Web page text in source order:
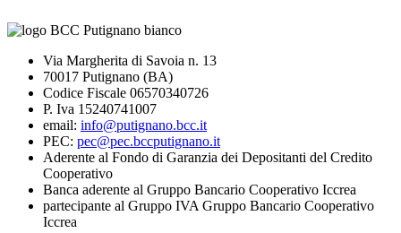
Via Margherita di Savoia n. 13
70017 Putignano (BA)
Codice Fiscale 06570340726
P. Iva 15240741007
email: info@putignano.bcc.it
PEC: pec@pec.bccputignano.it
Aderente al Fondo di Garanzia dei Depositanti del Credito
Cooperativo
Banca aderente al Gruppo Bancario Cooperativo Iccrea
partecipante al Gruppo IVA Gruppo Bancario Cooperativo
Iccrea